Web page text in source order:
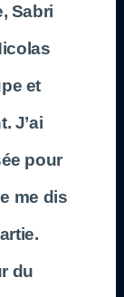
Sabri
et
J’ai
pour
me dis
du